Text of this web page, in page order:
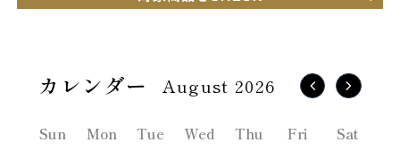
August 2026
Sun Mon Tue Wed Thu Fri Sat